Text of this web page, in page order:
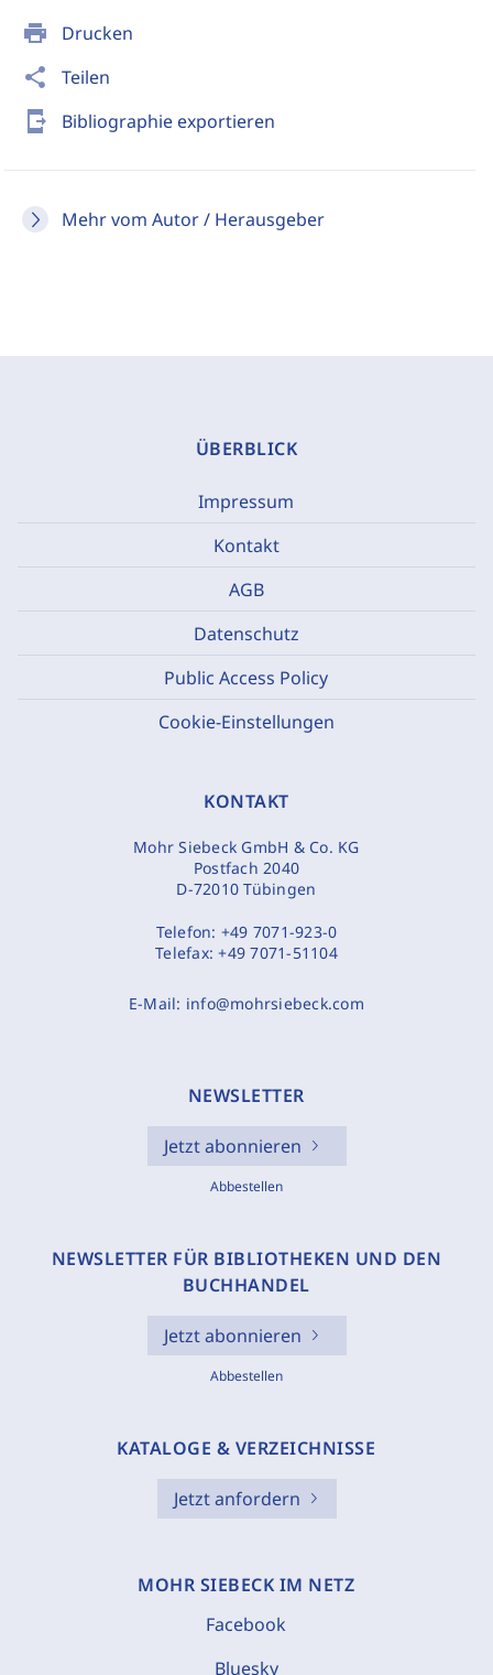
print Drucken
share Teilen
send_to_mobile Bibliographie exportieren
Mehr vom Autor / Herausgeber
ÜBERBLICK
Impressum
Kontakt
AGB
Datenschutz
Public Access Policy
Cookie-Einstellungen
KONTAKT
Mohr Siebeck GmbH & Co. KG
Postfach 2040
D-72010 Tübingen
Telefon: +49 7071-923-0
Telefax:+49 7071-51104
E-Mail: info@mohrsiebeck.com
NEWSLETTER
Jetzt abonnieren
Abbestellen
NEWSLETTER FÜR BIBLIOTHEKEN UND DEN
BUCHHANDEL
Jetzt abonnieren
Abbestellen
KATALOGE & VERZEICHNISSE
Jetzt anfordern
MOHR SIEBECK IM NETZ
Facebook
Bluesky